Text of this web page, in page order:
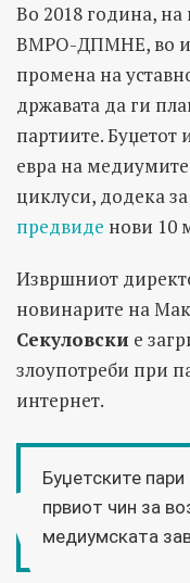
Во 2018 година,
ВМРО-ДПМНЕ, во
промена на
државата да ги
партиите.
евра на
циклуси, додека
предвиде нови 10
Извршниот
новинарите на
Секуловски е
злоупотреби при
интернет.
Буџетските
првиот чин за
медиумската